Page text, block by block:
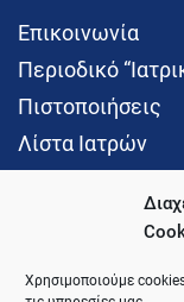
Χρησιμοποιούμε
Επικοινωνία
Περιοδικό
Πιστοποιήσεις
Λίστα Ιατρών
Social Media